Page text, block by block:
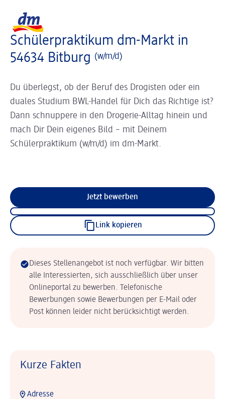
Schülerpraktikum dm-Markt in
54634 Bitburg (w/m/d)
Du überlegst, ob der Beruf des Drogisten oder ein
duales Studium BWL-Handel für Dich das Richtige ist?
Dann schnuppere in den Drogerie-Alltag hinein und
mach Dir Dein eigenes Bild – mit Deinem
Schülerpraktikum (w/m/d) im dm-Markt.
Jetzt bewerben
Link kopieren
Dieses Stellenangebot ist noch verfügbar. Wir bitten
alle Interessierten, sich ausschließlich über unser
Onlineportal zu bewerben. Telefonische
Bewerbungen sowie Bewerbungen per E-Mail oder
Post können leider nicht berücksichtigt werden.
Kurze Fakten
Adresse